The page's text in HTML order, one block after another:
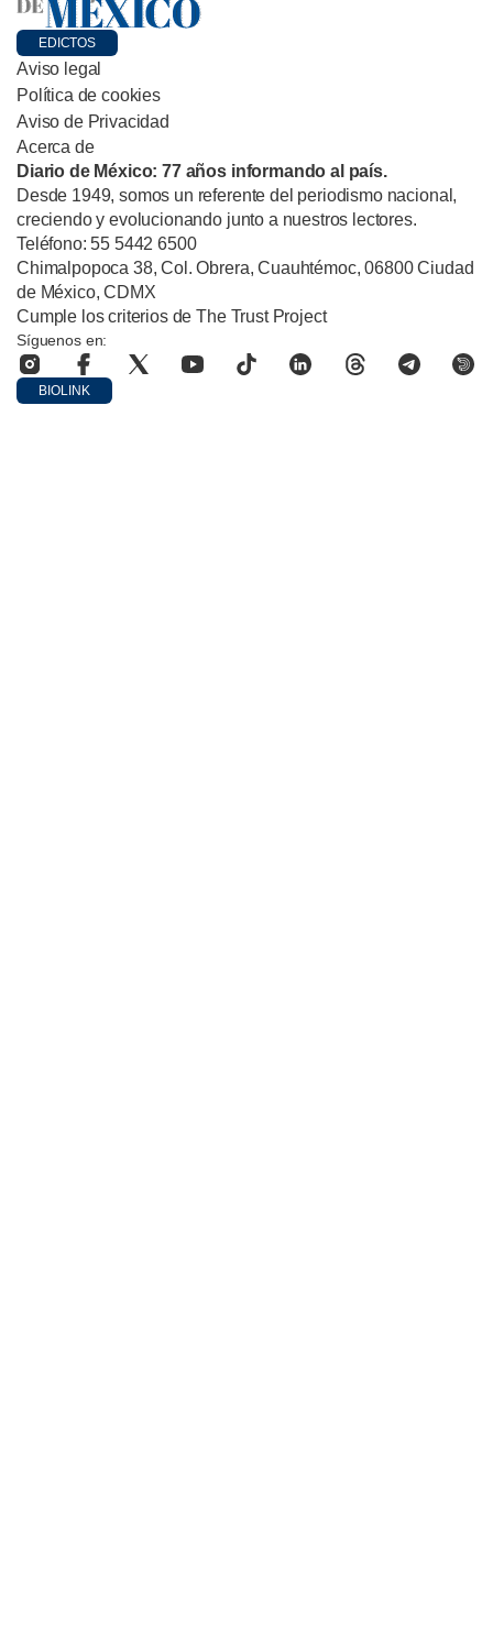
EDICTOS
Aviso legal
Política de cookies
Aviso de Privacidad
Acerca de
Diario de México: 77 años informando al país.
Desde 1949, somos un referente del periodismo nacional,
creciendo y evolucionando junto a nuestros lectores.
Teléfono: 55 5442 6500
Chimalpopoca 38, Col. Obrera, Cuauhtémoc, 06800 Ciudad
de México, CDMX
Cumple los criterios de The Trust Project
Síguenos en:
BIOLINK